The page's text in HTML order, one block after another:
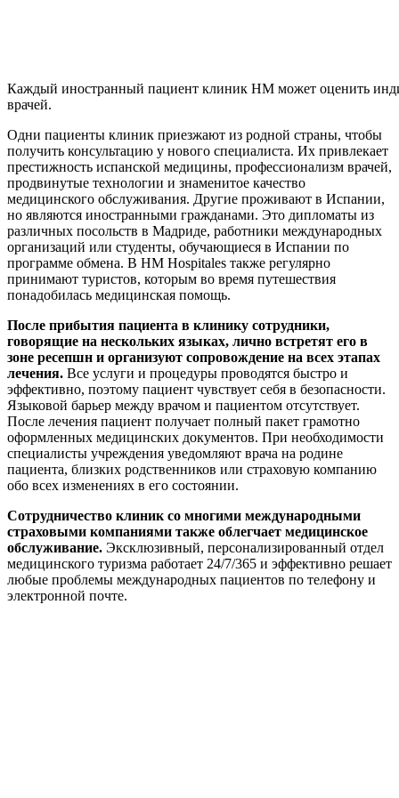
Каждый иностранный пациент клиник HM может оценить
врачей.
Одни пациенты клиник приезжают из родной страны, чтобы
получить консультацию у нового специалиста. Их привлекает
престижность испанской медицины, профессионализм врачей,
продвинутые технологии и знаменитое качество
медицинского обслуживания. Другие проживают в Испании,
но являются иностранными гражданами. Это дипломаты из
различных посольств в Мадриде, работники международных
организаций или студенты, обучающиеся в Испании по
программе обмена. В HM Hospitales также регулярно
принимают туристов, которым во время путешествия
понадобилась медицинская помощь.
После прибытия пациента в клинику сотрудники,
говорящие на нескольких языках, лично встретят его в
зоне ресепшн и организуют сопровождение на всех этапах
лечения. Все услуги и процедуры проводятся быстро и
эффективно, поэтому пациент чувствует себя в безопасности.
Языковой барьер между врачом и пациентом отсутствует.
После лечения пациент получает полный пакет грамотно
оформленных медицинских документов. При необходимости
специалисты учреждения уведомляют врача на родине
пациента, близких родственников или страховую компанию
обо всех изменениях в его состоянии.
Сотрудничество клиник со многими международными
страховыми компаниями также облегчает медицинское
обслуживание. Эксклюзивный, персонализированный отдел
медицинского туризма работает 24/7/365 и эффективно решает
любые проблемы международных пациентов по телефону и
электронной почте.